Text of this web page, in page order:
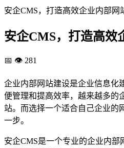
安企CMS，打造高效企业内部网
安企CMS，打造高效
📅 👁️ 281
企业内部网站建设是企业信息化
便管理和提高效率，越来越多的
站。而选择一个适合自己企业的
一步。
安企CMS是一个专业的企业内